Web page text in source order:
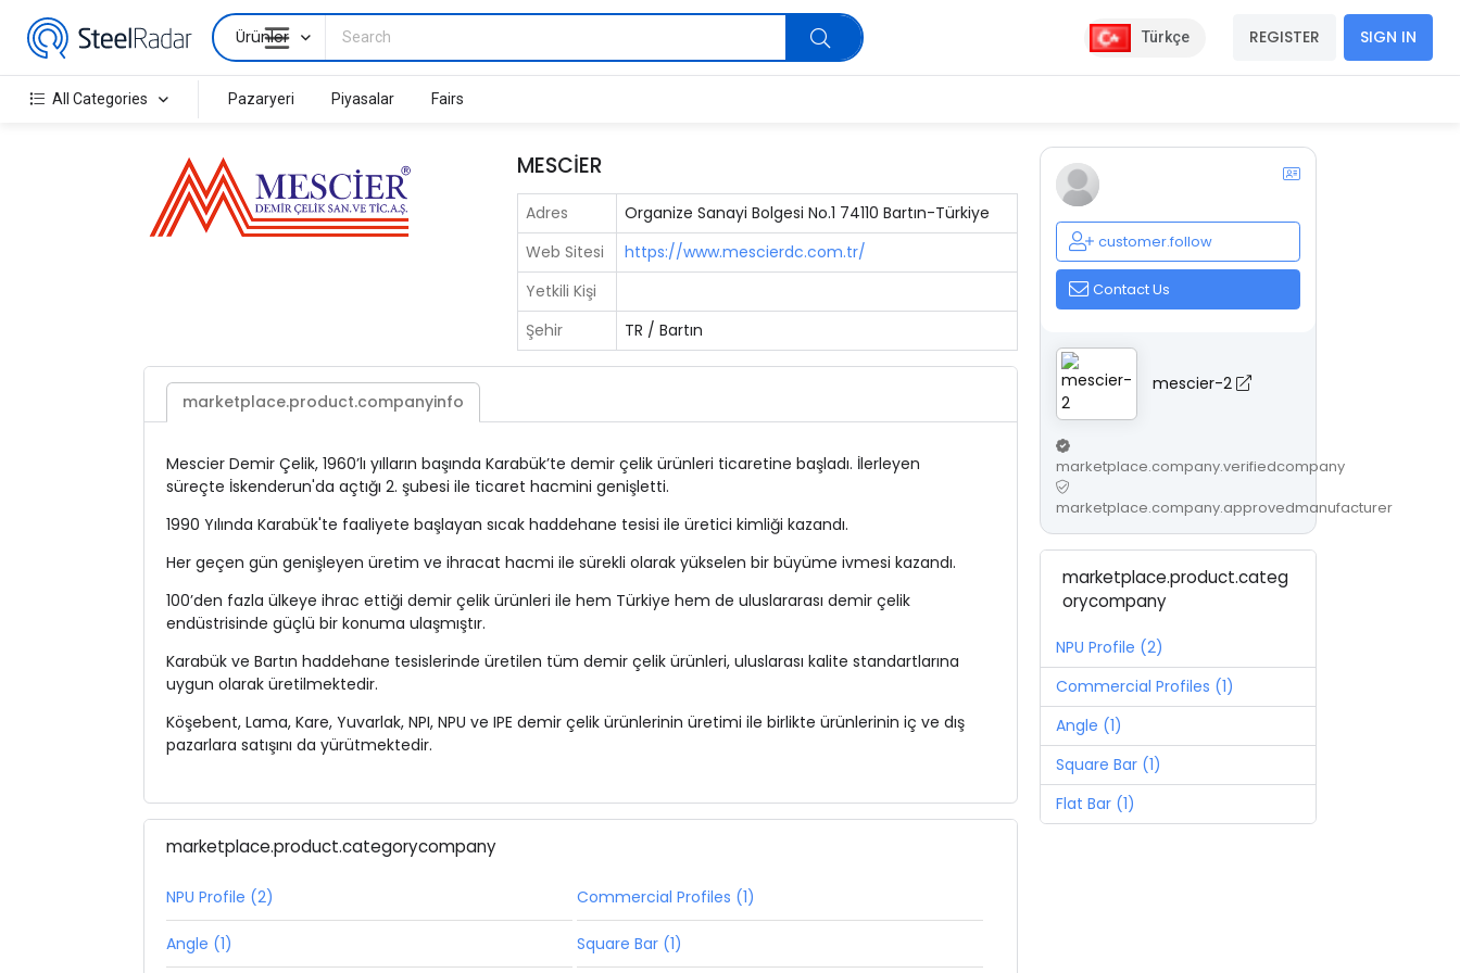
Ürünler Türkçe REGISTER SIGN IN
All Categories Pazaryeri Piyasalar Fairs
MESCİER
Adres
Organize Sanayi Bolgesi No.1 74110 Bartın-Türkiye
Web Sitesi
https://www.mescierdc.com.tr/
Yetkili Kişi
Şehir
TR / Bartın
marketplace.product.companyinfo
Mescier Demir Çelik, 1960’lı yılların başında Karabük’te demir çelik ürünleri ticaretine başladı. İlerleyen
süreçte İskenderun'da açtığı 2. şubesi ile ticaret hacmini genişletti.
1990 YılındaKarabük'te faaliyete başlayan sıcak haddehane tesisi ile üretici kimliği kazandı.
Her geçen gün genişleyen üretim ve ihracat hacmi ile sürekli olarak yükselen bir büyüme ivmesi kazandı.
100’den fazla ülkeye ihrac ettiği demir çelik ürünleri ile hem Türkiye hem de uluslararası demir çelik
endüstrisinde güçlü bir konuma ulaşmıştır.
Karabük ve Bartın haddehane tesislerinde üretilen tüm demir çelik ürünleri, uluslarası kalite standartlarına
uygun olarak üretilmektedir.
Köşebent, Lama, Kare, Yuvarlak, NPI, NPU ve IPE demir çelik ürünlerinin üretimi ile birlikte ürünlerinin iç ve dış
pazarlara satışını da yürütmektedir.
marketplace.product.categorycompany
NPU Profile (2) Commercial Profiles (1)
Angle (1) Square Bar (1)
customer.follow
Contact Us
mescier-2
marketplace.company.verifiedcompany
marketplace.company.approvedmanufacturer
marketplace.product.categ
orycompany
NPU Profile (2)
Commercial Profiles (1)
Angle (1)
Square Bar (1)
Flat Bar (1)